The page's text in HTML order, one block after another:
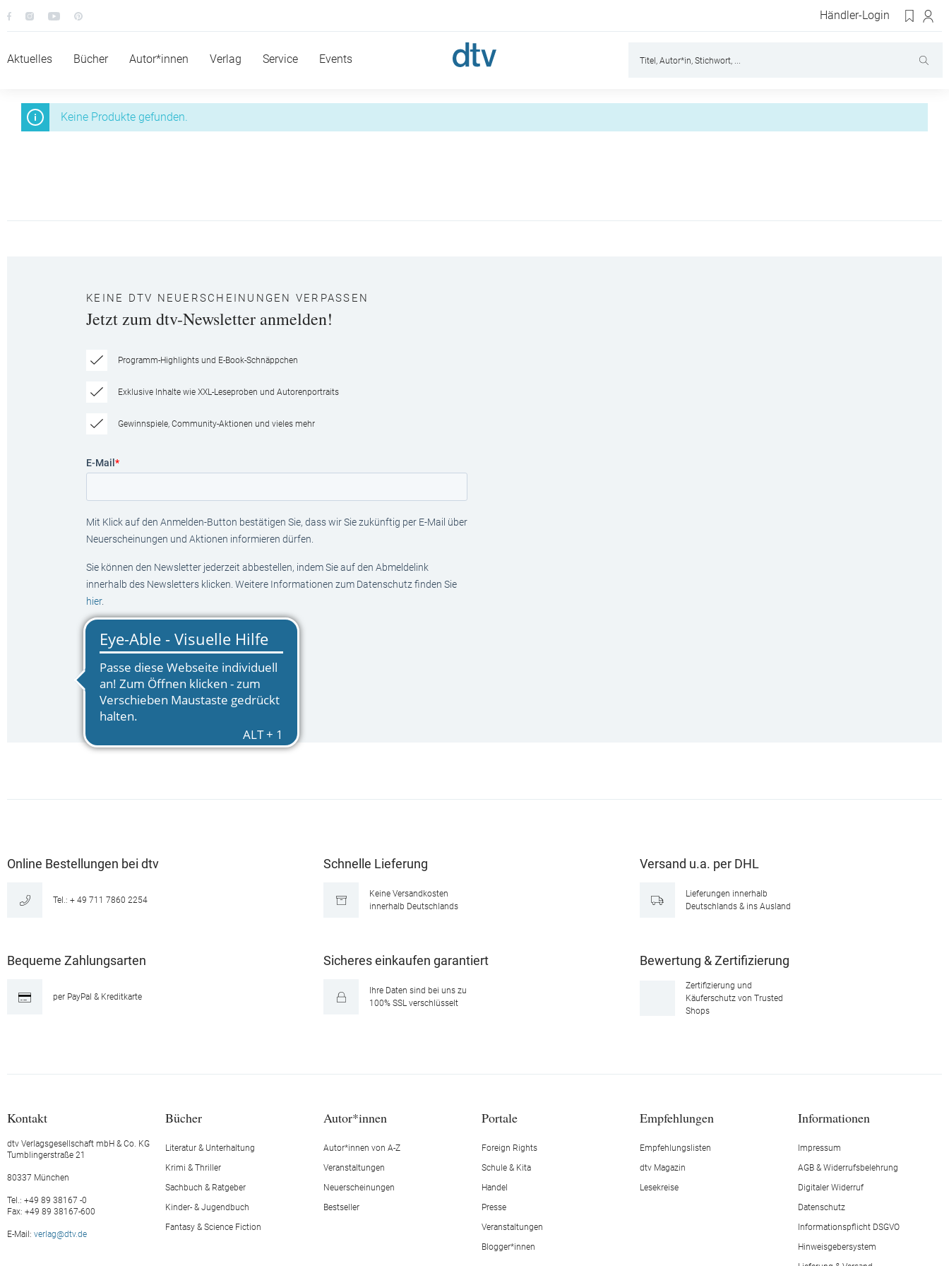
Händler-Login
Aktuelles Bücher Autor*innen Verlag Service Events
Keine Produkte gefunden.
KEINE DTV NEUERSCHEINUNGEN VERPASSEN
Jetzt zum dtv-Newsletter anmelden!
Programm-Highlights und E-Book-Schnäppchen
Exklusive Inhalte wie XXL-Leseproben und Autorenportraits
Gewinnspiele, Community-Aktionen und vieles mehr
E-Mail *
Mit Klick auf den Anmelden-Button bestätigen Sie, dass wir Sie zukünftig per E-Mail über
Neuerscheinungen und Aktionen informieren dürfen.
Sie können den Newsletter jederzeit abbestellen, indem Sie auf den Abmeldelink
innerhalb des Newsletters klicken. Weitere Informationen zum Datenschutz finden Sie
hier.
Online Bestellungen bei dtv
Tel.: + 49 711 7860 2254
Schnelle Lieferung
Keine Versandkosten
innerhalb Deutschlands
Versand u.a. per DHL
Lieferungen innerhalb
Deutschlands & ins Ausland
Bequeme Zahlungsarten
per PayPal & Kreditkarte
Sicheres einkaufen garantiert
Ihre Daten sind bei uns zu
100% SSL verschlüsselt
Bewertung & Zertifizierung
Zertifizierung und
Käuferschutz von Trusted
Shops
Kontakt
dtv Verlagsgesellschaft mbH & Co. KG
Tumblingerstraße 21
80337 München
Tel.: +49 89 38167 -0
Fax: +49 89 38167-600
E-Mail: verlag@dtv.de
Bücher
Literatur & Unterhaltung
Krimi & Thriller
Sachbuch & Ratgeber
Kinder- & Jugendbuch
Fantasy & Science Fiction
Autor*innen
Autor*innen von A-Z
Veranstaltungen
Neuerscheinungen
Bestseller
Portale
Foreign Rights
Schule & Kita
Handel
Presse
Veranstaltungen
Blogger*innen
Empfehlungen
Empfehlungslisten
dtv Magazin
Lesekreise
Informationen
Impressum
AGB & Widerrufsbelehrung
Digitaler Widerruf
Datenschutz
Informationspflicht DSGVO
Hinweisgebersystem